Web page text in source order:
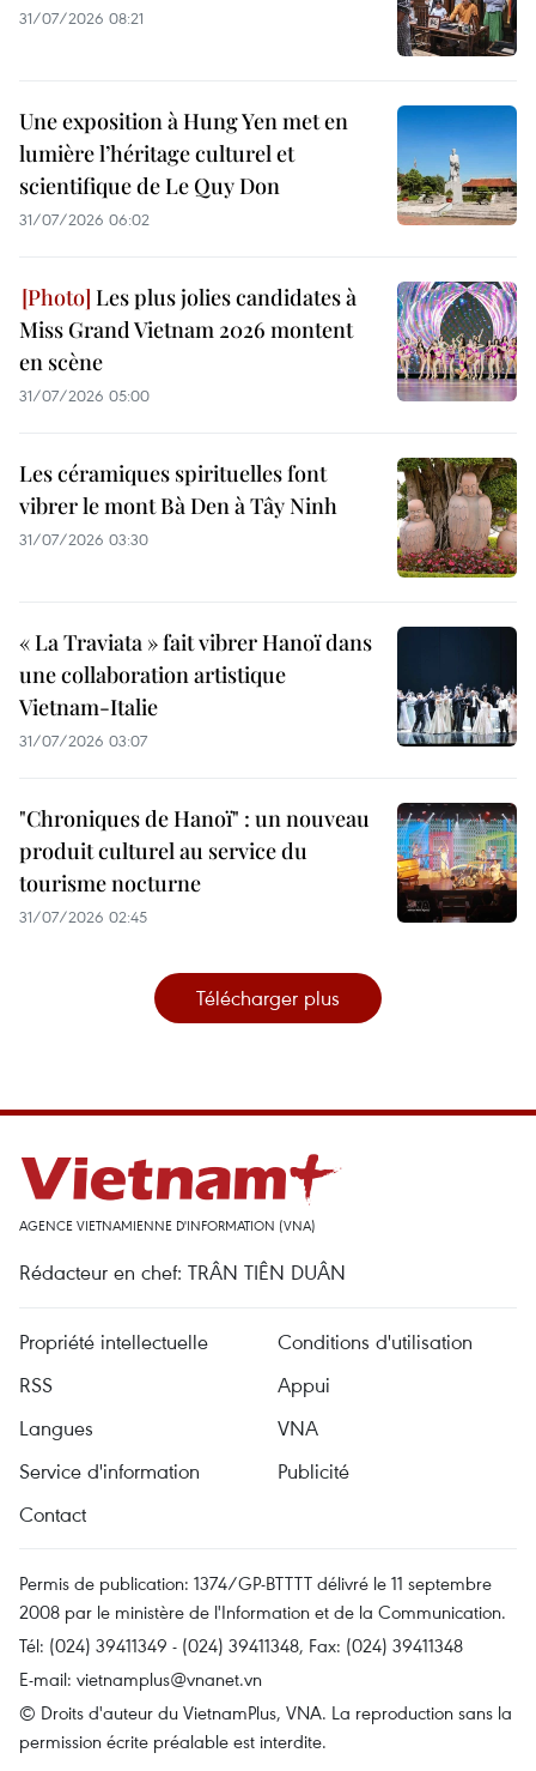
31/07/2026 08:21
Une exposition à Hung Yen met en
lumière l’héritage culturel et
scientifique de Le Quy Don
31/07/2026 06:02
Les plus jolies candidates à
Miss Grand Vietnam 2026 montent
en scène
31/07/2026 05:00
Les céramiques spirituelles font
vibrer le mont Bà Den à Tây Ninh
31/07/2026 03:30
« La Traviata » fait vibrer Hanoï dans
une collaboration artistique
Vietnam-Italie
31/07/2026 03:07
"Chroniques de Hanoï" : un nouveau
produit culturel au service du
tourisme nocturne
31/07/2026 02:45
Télécharger plus
AGENCE VIETNAMIENNE D'INFORMATION (VNA)
Rédacteur en chef: TRÂN TIÊN DUÂN
Propriété intellectuelle
Conditions d'utilisation
RSS
Appui
Langues
VNA
Service d'information
Publicité
Contact
Permis de publication: 1374/GP-BTTTT délivré le 11 septembre
2008 par le ministère de l'Information et de la Communication.
Tél: (024) 39411349 - (024) 39411348, Fax: (024) 39411348
E-mail: vietnamplus@vnanet.vn
© Droits d'auteur du VietnamPlus, VNA. La reproduction sans la
permission écrite préalable est interdite.